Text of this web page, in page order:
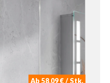
Ab 58,09 € / Stk.